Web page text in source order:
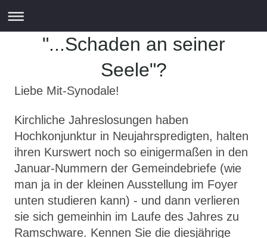
"...Schaden an seiner
Seele"?
Liebe Mit-Synodale!
Kirchliche Jahreslosungen haben
Hochkonjunktur in Neujahrspredigten, halten
ihren Kurswert noch so einigermaßen in den
Januar-Nummern der Gemeindebriefe (wie
man ja in der kleinen Ausstellung im Foyer
unten studieren kann) - und dann verlieren
sie sich gemeinhin im Laufe des Jahres zu
Ramschware. Kennen Sie die diesjährige